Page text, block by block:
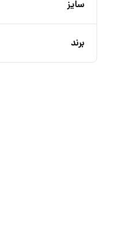
سایز
برند